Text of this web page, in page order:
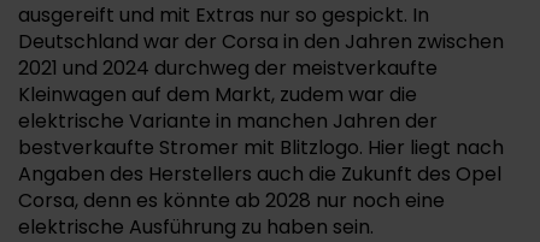
ausgereift und mit Extras nur so gespickt. In
Deutschland war der Corsa in den Jahren zwischen
2021 und 2024 durchweg der meistverkaufte
Kleinwagen auf dem Markt, zudem war die
elektrische Variante in manchen Jahren der
bestverkaufte Stromer mit Blitzlogo. Hier liegt nach
Angaben des Herstellers auch die Zukunft des Opel
Corsa, denn es könnte ab 2028 nur noch eine
elektrische Ausführung zu haben sein.